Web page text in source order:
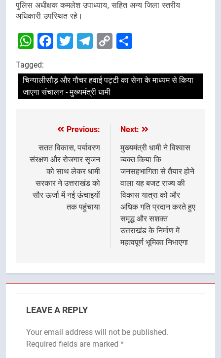
पुलिस अधीक्षक कमलेश उपाध्याय, सहित अन्य जिला स्तरीय
अधिकारी उपस्थित रहे।
WhatsApp
Facebook
Twitter
Telegram
Copy
Tagged:
चिन्यालीसौड़ और गौचर हवाई पट्टी का सेना के माध्यम से किया
जाएगा संचालन - मुख्यमंत्री धामी
navigation
Previous:
सतत विकास, पर्यावरण
संरक्षण और रोजगार सृजन
को साथ लेकर धामी
सरकार ने उत्तराखंड को
सौर ऊर्जा में नई ऊंचाइयों
तक पहुंचाया
Next:
मुख्यमंत्री धामी ने विश्वास
व्यक्त किया कि
जनसहभागिता से तैयार होने
वाला यह बजट राज्य की
विकास यात्रा को और
अधिक गति प्रदान करते हुए
समृद्ध और सशक्त
उत्तराखंड के निर्माण में
महत्वपूर्ण भूमिका निभाएगा
LEAVE A REPLY
Your email address will not be published.
Required fields are marked *